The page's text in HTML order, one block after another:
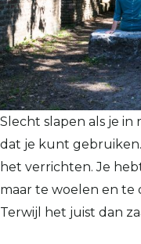
Slecht slapen als je
dat je kunt
het verrichten. Je
maar te woelen en te
Terwijl het juist dan